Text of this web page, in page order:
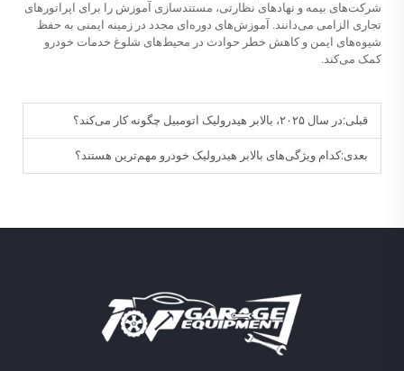
شرکت‌های بیمه و نهادهای نظارتی، مستندسازی آموزش را برای اپراتورهای
تجاری الزامی می‌دانند. آموزش‌های دوره‌ای مجدد در زمینه ایمنی به حفظ
شیوه‌های ایمن و کاهش خطر حوادث در محیط‌های شلوغ خدمات خودرو
کمک می‌کند.
قبلی:در سال ۲۰۲۵، بالابر هیدرولیک اتومبیل چگونه کار می‌کند؟
بعدی:کدام ویژگی‌های بالابر هیدرولیک خودرو مهم‌ترین هستند؟